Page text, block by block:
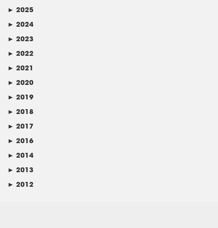
► 2025
► 2024
► 2023
► 2022
► 2021
► 2020
► 2019
► 2018
► 2017
► 2016
► 2014
► 2013
► 2012